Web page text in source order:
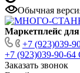
Обычная
Маркетплейс для
+7 (923)039-
+7 (923)039-90-64
Заказать звонок